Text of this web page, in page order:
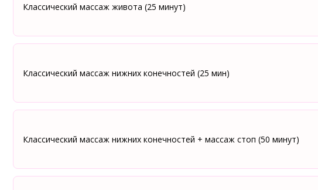
Классический массаж живота (25 минут)
Классический массаж нижних конечностей (25 мин)
Классический массаж нижних конечностей + массаж стоп (50 минут)